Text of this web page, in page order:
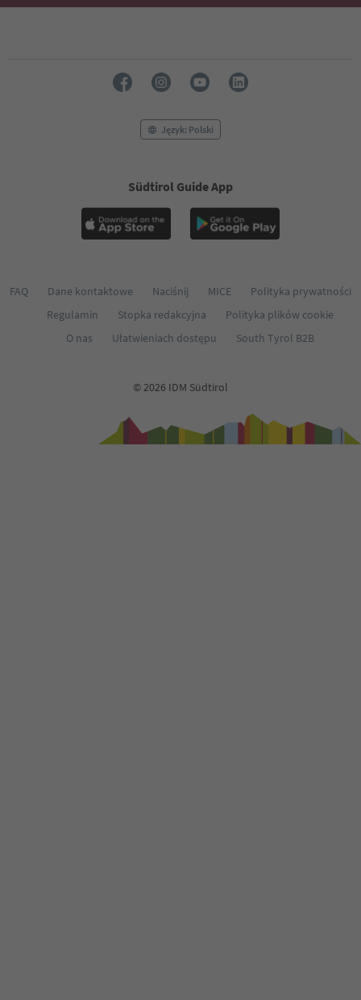
Język: Polski
Südtirol Guide App
FAQ Dane kontaktowe Naciśnij MICE
Polityka prywatności
Regulamin
Stopka redakcyjna
Polityka plików cookie
O nas
Ułatwieniach dostępu South Tyrol B2B
© 2026 IDM Südtirol